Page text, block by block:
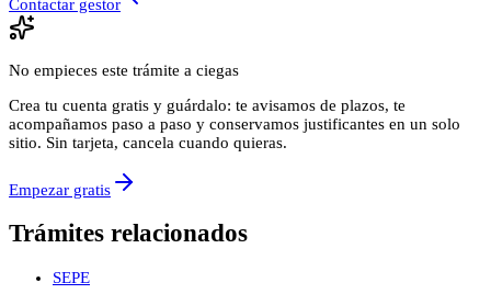
Contactar gestor
No empieces este trámite a ciegas
Crea tu cuenta gratis y guárdalo: te avisamos de plazos, te
acompañamos paso a paso y conservamos justificantes en un solo
sitio. Sin tarjeta, cancela cuando quieras.
Empezar gratis
Trámites relacionados
SEPE